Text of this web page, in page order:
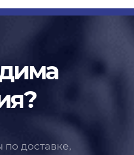
доставке,